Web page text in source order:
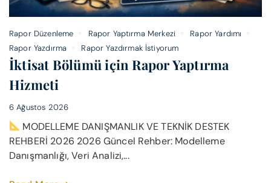
Rapor Düzenleme Rapor Yaptırma Merkezi
Rapor Yardımı
Rapor Yazdırma
Rapor Yazdırmak İstiyorum
İktisat Bölümü için Rapor Yaptırma
Hizmeti
6 Ağustos 2026
MODELLEME DANIŞMANLIK VE TEKNİK DESTEK
REHBERİ 2026 2026 Güncel Rehber: Modelleme
Danışmanlığı, Veri Analizi,...